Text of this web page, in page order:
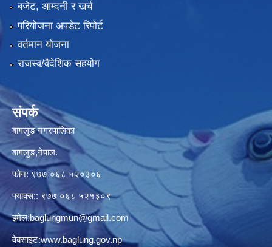
बजेट, आम्दनी र खर्च
परियोजना अपडेट रिपोर्ट
वर्तमान योजना
राजस्व/वैदेशिक सहयोग
संपर्क
बागलुङ नगरपालिका
बागलुङ,नेपाल.
फोन: ९७७ ०६८ ५२०३०६
फ्याक्स;: ९७७ ०६८ ५२१३०९
इमेल:baglungmun@gmail.com
वेबसाइट:www.baglung.gov.np